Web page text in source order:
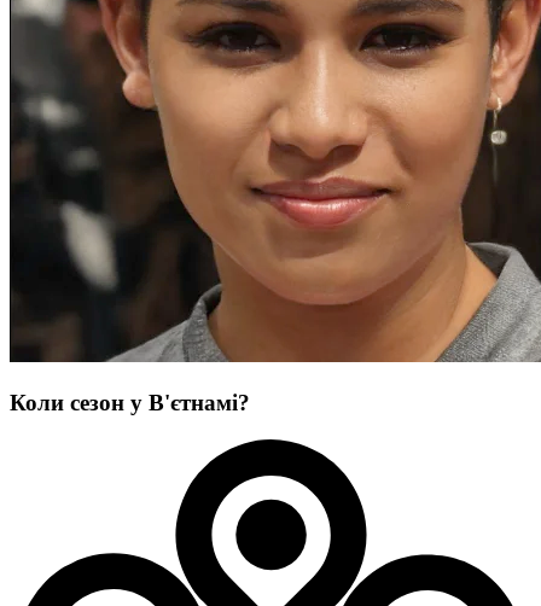
Коли сезон у В'єтнамі?